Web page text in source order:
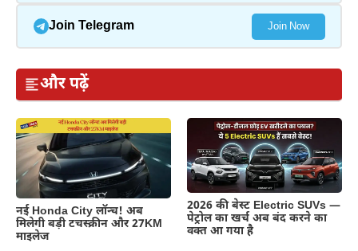
Join Telegram Join Now
और पढ़ें
नई Honda City लॉन्च! अब
मिलेगी बड़ी टचस्क्रीन और 27KM
माइलेज
2026 की बेस्ट Electric SUVs —
पेट्रोल का खर्च अब बंद करने का
वक्त आ गया है